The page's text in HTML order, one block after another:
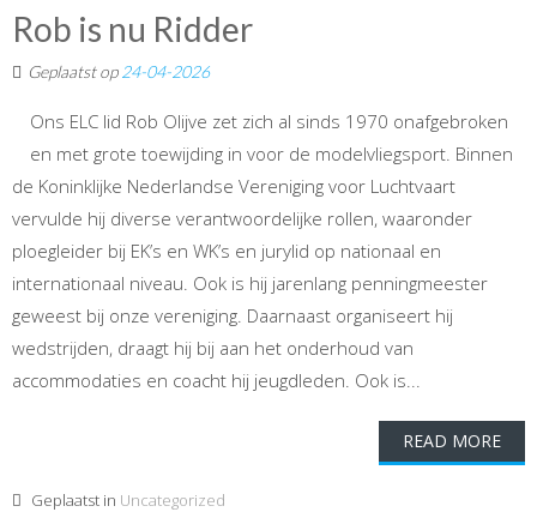
Rob is nu Ridder
Geplaatst op 24-04-2026
Ons ELC lid Rob Olijve zet zich al sinds 1970 onafgebroken
en met grote toewijding in voor de modelvliegsport. Binnen
de Koninklijke Nederlandse Vereniging voor Luchtvaart
vervulde hij diverse verantwoordelijke rollen, waaronder
ploegleider bij EK’s en WK’s en jurylid op nationaal en
internationaal niveau. Ook is hij jarenlang penningmeester
geweest bij onze vereniging. Daarnaast organiseert hij
wedstrijden, draagt hij bij aan het onderhoud van
accommodaties en coacht hij jeugdleden. Ook is...
READ MORE
Geplaatst in Uncategorized